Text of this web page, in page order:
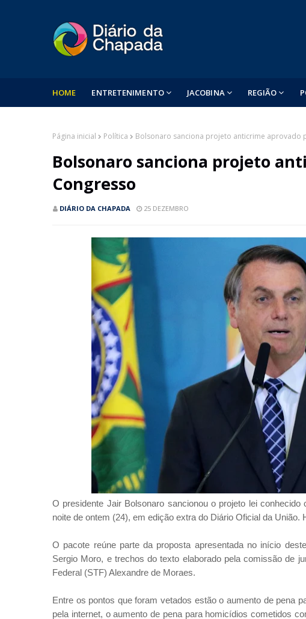
HOME ENTRETENIMENTO JACOBINA REGIÃO
Página inicial Política Bolsonaro sanciona projeto anticrime aprovado
Bolsonaro sanciona projeto
Congresso
DIÁRIO DA CHAPADA 25 DEZEMBRO
O presidente Jair Bolsonaro sancionou o projeto lei
noite de ontem (24), em edição extra do Diário Oficial da
O pacote reúne parte da proposta apresentada no início
Sergio Moro, e trechos do texto elaborado pela comissão de
Federal (STF) Alexandre de Moraes.
Entre os pontos que foram vetados estão o aumento de pena
pela internet, o aumento de pena para homicídios cometidos